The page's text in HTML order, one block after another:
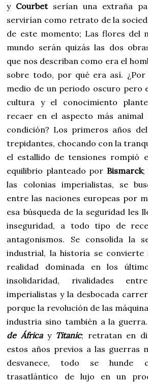
y Courbetserían una extraña
servirían como retrato de la
de este momento; Las flores del
mundo serán quizás las dos
que nos describan como era el
sobre todo, por qué era así.
medio de un periodo oscuro pero
cultura y el conocimiento
recaer en el aspecto más
condición? Los primeros años
trepidantes, chocando con la
el estallido de tensiones rompió
equilibrio planteado por Bismarck;
las colonias imperialistas, se
entre las naciones europeas por
esa búsqueda de la seguridad les
inseguridad, a todo tipo de
antagonismos. Se consolida la
industrial, la historia se convierte
realidad dominada en los
insolidaridad, rivalidades
imperialistas y la desbocada
porque la revolución de las
industria sino también a la guerra.
de ÁfricayTitanic; retratan en
estos años previos a las guerras
desvanece, todo se hunde
trasatlántico de lujo en un